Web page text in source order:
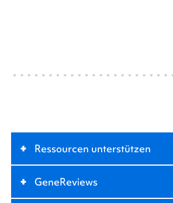
+ Ressourcen unterstützen
+ GeneReviews